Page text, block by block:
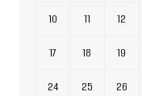
10 11 12
17 18 19
24 25 26